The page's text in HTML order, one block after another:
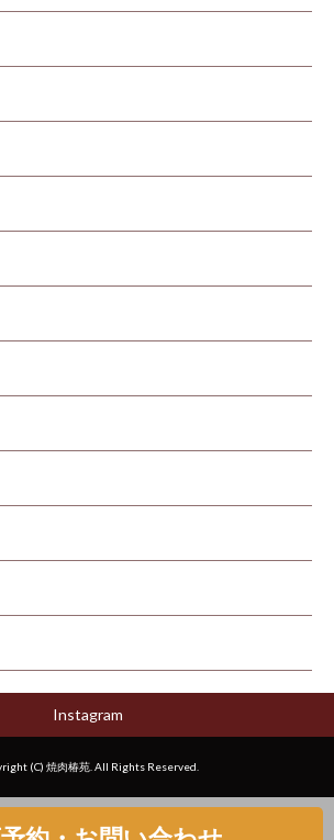
Instagram
(C) 焼肉椿苑. All Rights Reserved.